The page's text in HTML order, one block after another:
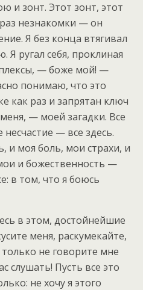
и зонт. Этот зонт, этот
незнакомки — он
Я без конца втягивал
Я ругал себя, проклиная
— боже мой! —
понимаю, что это
как раз и запрятан ключ
— моей загадки. Все
— все здесь.
и моя боль, мои страхи, и
и божественность —
в том, что я боюсь
в этом, достойнейшие
меня, раскумекайте,
не говорите мне
слушать! Пусть все это
не хочу я этого